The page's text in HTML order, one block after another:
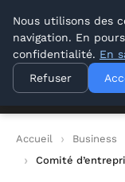
Lyon Photos
Accueil
Business
Comité
Nous utilisons des
navigation. En
confidentialité. En
Refuser